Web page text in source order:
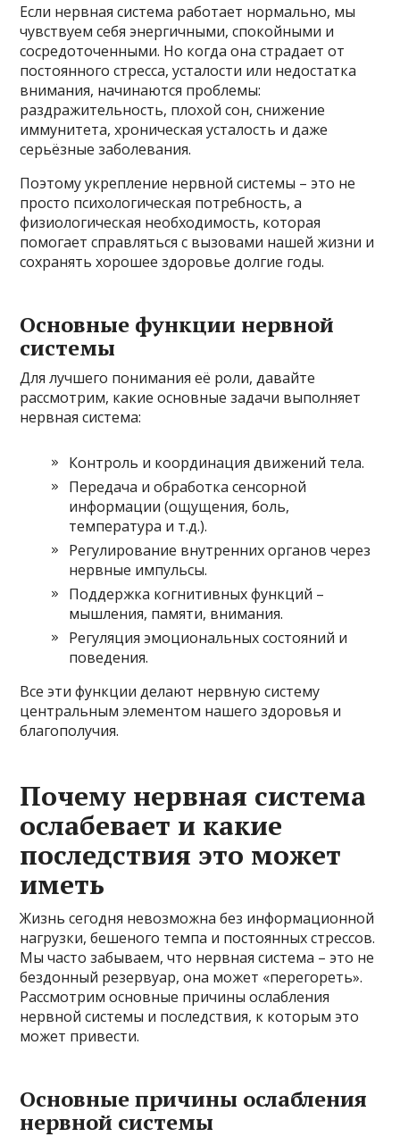
Если нервная система работает нормально, мы
чувствуем себя энергичными, спокойными и
сосредоточенными. Но когда она страдает от
постоянного стресса, усталости или недостатка
внимания, начинаются проблемы:
раздражительность, плохой сон, снижение
иммунитета, хроническая усталость и даже
серьёзные заболевания.
Поэтому укрепление нервной системы – это не
просто психологическая потребность, а
физиологическая необходимость, которая
помогает справляться с вызовами нашей жизни и
сохранять хорошее здоровье долгие годы.
Основные функции нервной
системы
Для лучшего понимания её роли, давайте
рассмотрим, какие основные задачи выполняет
нервная система:
Контроль и координация движений тела.
Передача и обработка сенсорной
информации (ощущения, боль,
температура и т.д.).
Регулирование внутренних органов через
нервные импульсы.
Поддержка когнитивных функций –
мышления, памяти, внимания.
Регуляция эмоциональных состояний и
поведения.
Все эти функции делают нервную систему
центральным элементом нашего здоровья и
благополучия.
Почему нервная система
ослабевает и какие
последствия это может
иметь
Жизнь сегодня невозможна без информационной
нагрузки, бешеного темпа и постоянных стрессов.
Мы часто забываем, что нервная система – это не
бездонный резервуар, она может «перегореть».
Рассмотрим основные причины ослабления
нервной системы и последствия, к которым это
может привести.
Основные причины ослабления
нервной системы